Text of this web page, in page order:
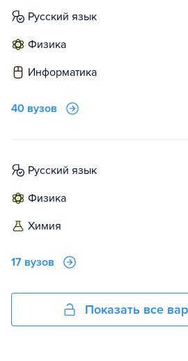
русский язык
физика
информатика
40 вузов
русский язык
физика
химия
17 вузов
Показать все